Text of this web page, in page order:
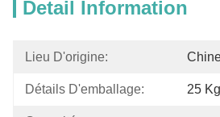
Detail Information
Lieu D'origine:
Détails D'emballage: 25